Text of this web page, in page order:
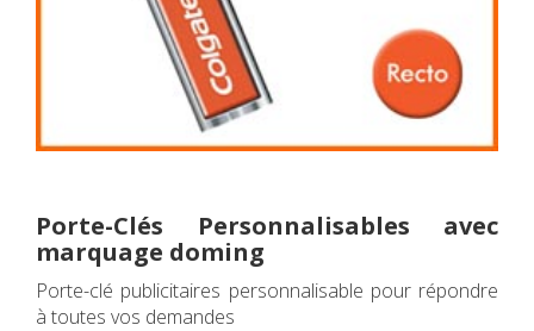
Porte-Clés Personnalisables avec
marquage doming
Porte-clé publicitaires personnalisable pour répondre
à toutes vos demandes